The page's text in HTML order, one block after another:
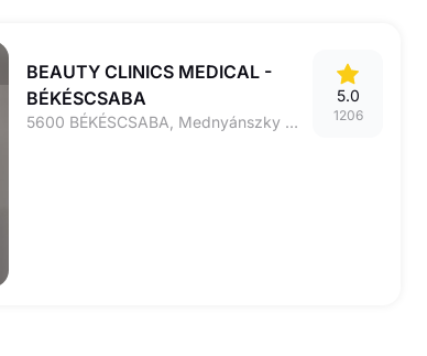
BEAUTY CLINICS MEDICAL -
BÉKÉSCSABA
5600 BÉKÉSCSABA, Mednyánszky utca 12.
5.0
1206